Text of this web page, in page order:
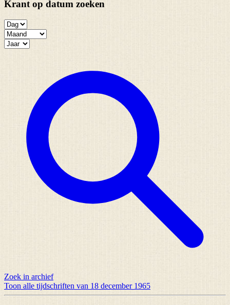
Krant op datum zoeken
Zoek in archief
Toon alle tijdschriften van 18 december 1965